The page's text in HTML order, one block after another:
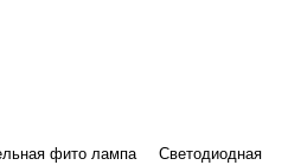
фито лампа
Светодиодная